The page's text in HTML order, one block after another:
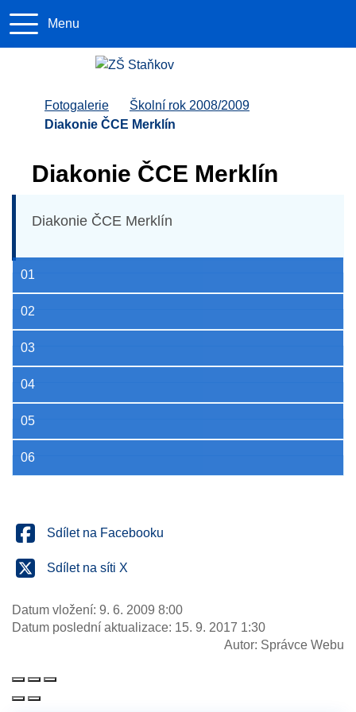
Menu
Úvodní stránka
Fotogalerie
Školní rok 2008/2009
Diakonie ČCE Merklín
Diakonie ČCE Merklín
Diakonie ČCE Merklín
01
02
03
04
05
06
Sdílet na Facebooku
Sdílet na síti X
Datum vložení: 9. 6. 2009 8:00
Datum poslední aktualizace: 15. 9. 2017 1:30
Autor: Správce Webu